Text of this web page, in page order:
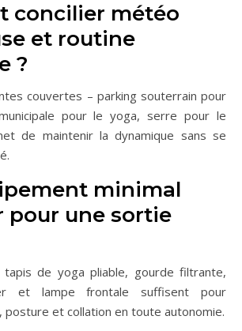
concilier météo
et routine
?
couvertes – parking souterrain pour
pour le yoga, serre pour le
de maintenir la dynamique sans se
minimal
pour une sortie
de yoga pliable, gourde filtrante,
et lampe frontale suffisent pour
posture et collation en toute autonomie.